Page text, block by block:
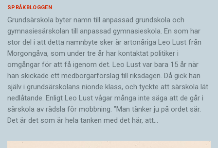
SPRÅKBLOGGEN
Grundsärskola byter namn till anpassad grundskola och
gymnasiesärskolan till anpassad gymnasieskola. En som har
stor del i att detta namnbyte sker är artonåriga Leo Lust från
Morgongåva, som under tre år har kontaktat politiker i
omgångar för att få igenom det. Leo Lust var bara 15 år när
han skickade ett medborgarförslag till riksdagen. Då gick han
själv i grundsärskolans nionde klass, och tyckte att särskola lät
nedlåtande. Enligt Leo Lust vågar många inte säga att de går i
särskola av rädsla för mobbning: ”Man tänker ju på ordet sär.
Det är det som är hela tanken med det här, att…